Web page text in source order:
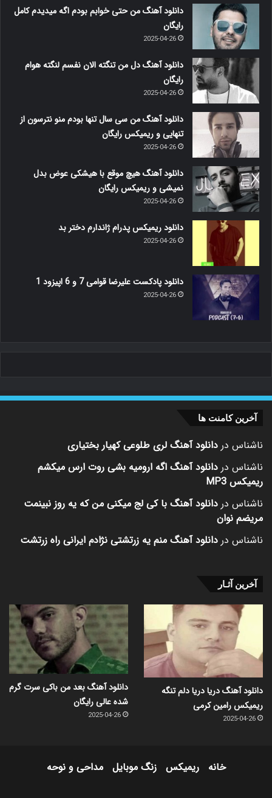
دانلود آهنگ من حتی خوابم بودم اگه میدیدم کامل
رایگان
2025-04-26
دانلود آهنگ دل من تنگته الان نفسم لنگته هوام
رایگان
2025-04-26
دانلود آهنگ من سی سال تنها بودم منو نترسون از
تنهایی و ریمیکس رایگان
2025-04-26
دانلود آهنگ هیچ موقع با هیشکی عوض بدل
نمیشی و ریمیکس رایگان
2025-04-26
دانلود ریمیکس پدرام ژاندارم دختر بد
2025-04-26
دانلود پادکست علیرضا قوامی 7 و 6 اپیزود 1
2025-04-26
آخرین کامنت ها
ناشناس در دانلود آهنگ لری طلوعی کهیار بختیاری
ناشناس در دانلود آهنگ اگه ارومیه بشی روت ارس میکشم
ریمیکس MP3
ناشناس در دانلود آهنگ با کی لج میکنی من که یه روز نبینمت
مریضم نوان
ناشناس در دانلود آهنگ منم یه زرتشتی نژادم ایرانی راه زرتشت
آخرین آثـار
دانلود آهنگ دریا دریا دلم تنگه
ریمیکس رامین کرمی
2025-04-26
دانلود آهنگ بعد من باکی سرت گرم
شده عالی رایگان
2025-04-26
خانه ریمیکس زنگ موبایل مداحی و نوحه